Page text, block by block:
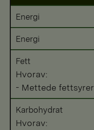
Energi
Energi
Fett
Hvorav:
- Mettede fettsyrer
Karbohydrat
Hvorav: